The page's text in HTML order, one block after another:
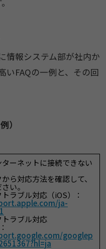
情報システム部が社内か
いFAQの一例と、その回
）
ターネットに接続できない
ら対応方法を確認して、
い。
ラブル対応（iOS）：
ja-
ラブル対応
googlep